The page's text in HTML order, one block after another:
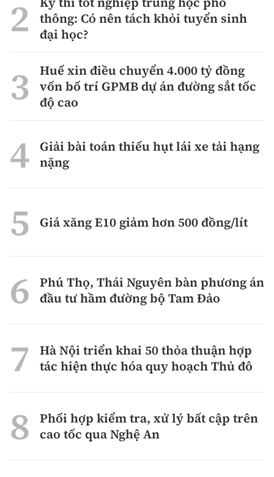
thông: Có nên tách khỏi tuyển sinh
đại học?
Huế xin điều chuyển 4.000 tỷ đồng
vốn bố trí GPMB dự án đường sắt tốc
độ cao
Giải bài toán thiếu hụt lái xe tải hạng
nặng
Giá xăng E10 giảm hơn 500 đồng/lít
Phú Thọ, Thái Nguyên bàn phương án
đầu tư hầm đường bộ Tam Đảo
Hà Nội triển khai 50 thỏa thuận hợp
tác hiện thực hóa quy hoạch Thủ đô
Phối hợp kiểm tra, xử lý bất cập trên
cao tốc qua Nghệ An